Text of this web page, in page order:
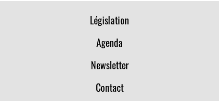
Législation
Agenda
Newsletter
Contact